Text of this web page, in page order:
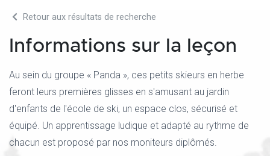
Retour aux résultats de recherche
Informations sur la leçon
Au sein du groupe « Panda », ces petits skieurs en herbe
feront leurs premières glisses en s'amusant au jardin
d'enfants de l'école de ski, un espace clos, sécurisé et
équipé. Un apprentissage ludique et adapté au rythme de
chacun est proposé par nos moniteurs diplômés.